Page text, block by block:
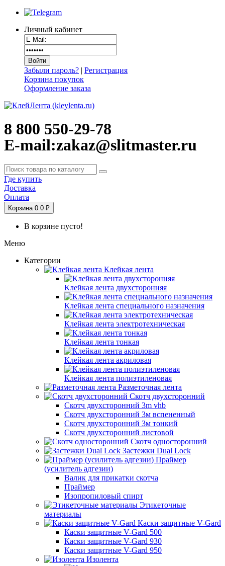
Личный кабинет
Забыли пароль? | Регистрация
Корзина покупок
Оформление заказа
8 800 550-29-78
E-mail:zakaz@slitmaster.ru
Где купить
Доставка
Оплата
Корзина 0 0 ₽
В корзине пусто!
Меню
Категории
Клейкая лента
Клейкая лента двухсторонняя
Клейкая лента специального назначения
Клейкая лента электротехническая
Клейкая лента тонкая
Клейкая лента акриловая
Клейкая лента полиэтиленовая
Разметочная лента
Скотч двухсторонний
Скотч двухсторонний 3m vhb
Скотч двухсторонний 3м вспененный
Скотч двухсторонний 3м тонкий
Скотч двухсторонний листовой
Скотч односторонний
Застежки Dual Lock
Праймер
(усилитель адгезии)
Валик для прикатки скотча
Праймер
Изопропиловый спирт
Этикеточные
материалы
Каски защитные V-Gard
Каски защитные V-Gard 500
Каски защитные V-Gard 930
Каски защитные V-Gard 950
Изолента